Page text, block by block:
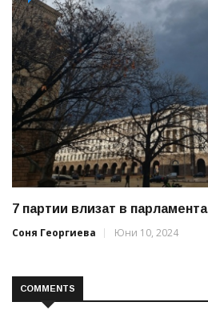
7 партии влизат в парламента
Соня Георгиева
Юни 10, 2024
COMMENTS